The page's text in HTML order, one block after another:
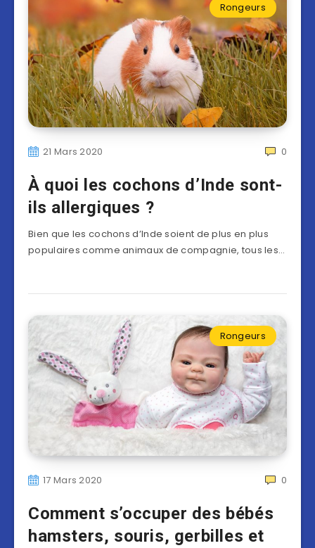
Rongeurs
21 Mars 2020 0
À quoi les cochons d’Inde sont-
ils allergiques ?
Bien que les cochons d’Inde soient de plus en plus
populaires comme animaux de compagnie, tous les…
Rongeurs
17 Mars 2020 0
Comment s’occuper des bébés
hamsters, souris, gerbilles et